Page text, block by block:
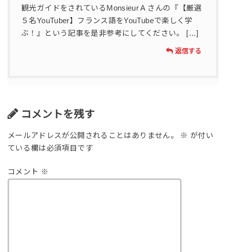
観光ガイドをされているMonsieur A さんの『【厳選
５名YouTuber】フランス語をYouTubeで楽しく学
ぶ！』という記事を是非参考にしてください。 […]
返信する
コメントを残す
メールアドレスが公開されることはありません。 ※ が付い
ている欄は必須項目です
コメント ※